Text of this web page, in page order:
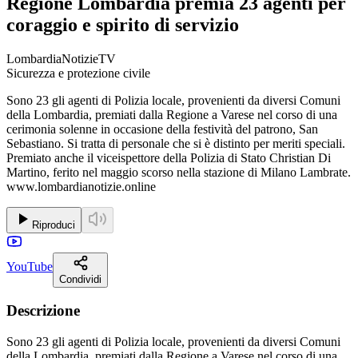
coraggio e spirito di servizio
LombardiaNotizieTV
Sicurezza e protezione civile
Sono 23 gli agenti di Polizia locale, provenienti da diversi Comuni
della Lombardia, premiati dalla Regione a Varese nel corso di una
cerimonia solenne in occasione della festività del patrono, San
Sebastiano. Si tratta di personale che si è distinto per meriti speciali.
Premiato anche il viceispettore della Polizia di Stato Christian Di
Martino, ferito nel maggio scorso nella stazione di Milano Lambrate.
www.lombardianotizie.online
Riproduci
YouTube
Condividi
Descrizione
Sono 23 gli agenti di Polizia locale, provenienti da diversi Comuni